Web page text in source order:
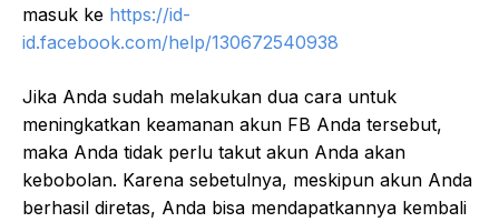
masuk ke https://id-
id.facebook.com/help/130672540938
Jika Anda sudah melakukan dua cara untuk
meningkatkan keamanan akun FB Anda tersebut,
maka Anda tidak perlu takut akun Anda akan
kebobolan. Karena sebetulnya, meskipun akun Anda
berhasil diretas, Anda bisa mendapatkannya kembali